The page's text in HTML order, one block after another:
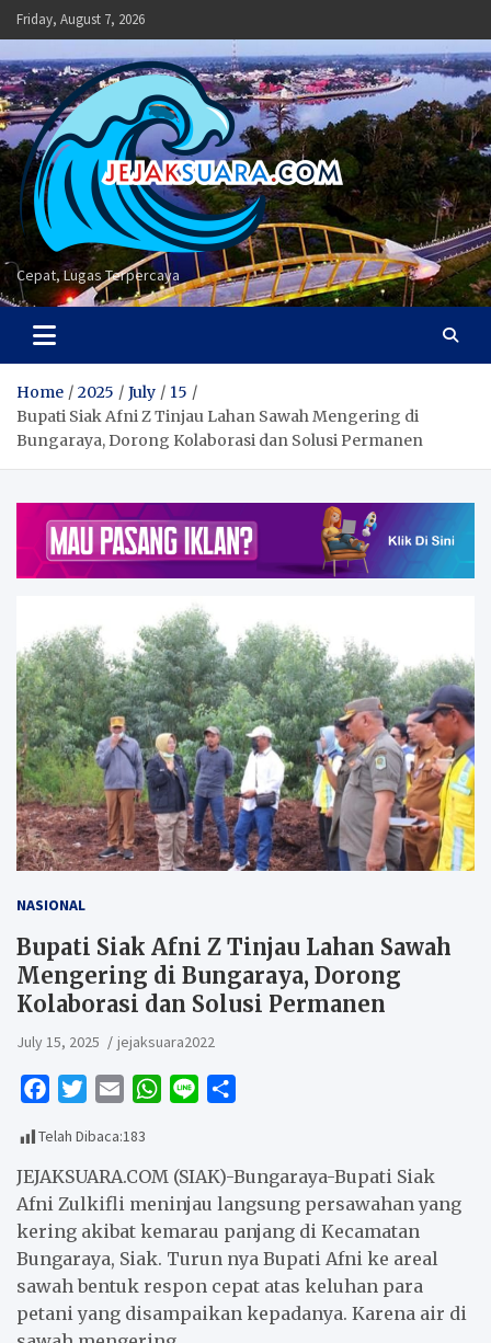
Skip
to
content
Friday, August 7, 2026
Cepat, Lugas Terpercaya
Home 2025 July
15
Bupati Siak Afni Z Tinjau Lahan Sawah Mengering di
Bungaraya, Dorong Kolaborasi dan Solusi Permanen
NASIONAL
Bupati Siak Afni Z Tinjau Lahan Sawah
Mengering di Bungaraya, Dorong
Kolaborasi dan Solusi Permanen
July 15, 2025 jejaksuara2022
c
e
b
o
o
k
i
t
t
e
r
a
i
W
t
s
A
p
p
e
r
e
Telah Dibaca:183
JEJAKSUARA.COM (SIAK)-Bungaraya-Bupati Siak
Afni Zulkifli meninjau langsung persawahan yang
kering akibat kemarau panjang di Kecamatan
Bungaraya, Siak. Turun nya Bupati Afni ke areal
sawah bentuk respon cepat atas keluhan para
petani yang disampaikan kepadanya. Karena air di